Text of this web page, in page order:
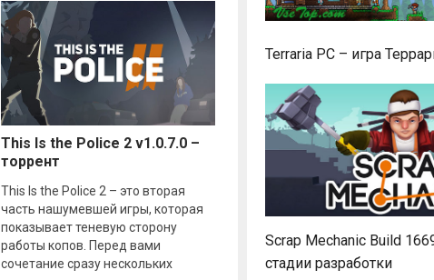
This Is the Police 2 v1.0.7.0 –
торрент
This Is the Police 2 – это вторая
часть нашумевшей игры, которая
показывает теневую сторону
работы копов. Перед вами
сочетание сразу нескольких
Terraria PC – игра
Scrap Mechanic Build
стадии разработки